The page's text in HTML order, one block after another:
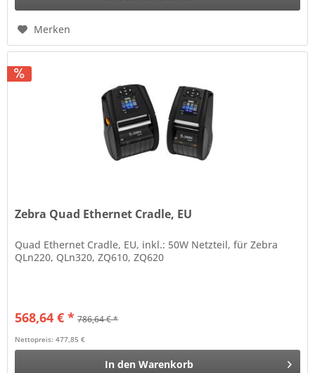
Merken
Zebra Quad Ethernet Cradle, EU
Quad Ethernet Cradle, EU, inkl.: 50W Netzteil, für Zebra
QLn220, QLn320, ZQ610, ZQ620
568,64 € * 786,64 € *
Nettopreis: 477,85 €
In den Warenkorb